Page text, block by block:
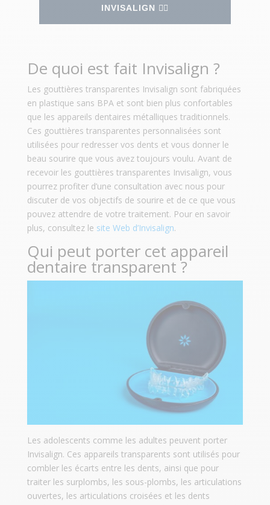
INVISALIGN 👉🏻
De quoi est fait Invisalign ?
Les gouttières transparentes Invisalign sont fabriquées
en plastique sans BPA et sont bien plus confortables
que les appareils dentaires métalliques traditionnels.
Ces gouttières transparentes personnalisées sont
utilisées pour redresser vos dents et vous donner le
beau sourire que vous avez toujours voulu. Avant de
recevoir les gouttières transparentes Invisalign, vous
pourrez profiter d’une consultation avec nous pour
discuter de vos objectifs de sourire et de ce que vous
pouvez attendre de votre traitement. Pour en savoir
plus, consultez le site Web d’Invisalign.
Qui peut porter cet appareil
dentaire transparent ?
Les adolescents comme les adultes peuvent porter
Invisalign. Ces appareils transparents sont utilisés pour
combler les écarts entre les dents, ainsi que pour
traiter les surplombs, les sous-plombs, les articulations
ouvertes, les articulations croisées et les dents